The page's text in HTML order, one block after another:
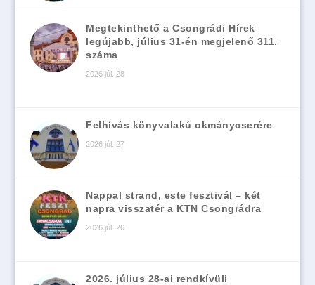
Megtekinthető a Csongrádi Hírek
legújabb, július 31-én megjelenő 311.
száma
2026 júl. 28
Felhívás könyvalakú okmánycserére
2026 júl. 27
Nappal strand, este fesztivál – két
napra visszatér a KTN Csongrádra
2026 júl. 26
2026. július 28-ai rendkívüli